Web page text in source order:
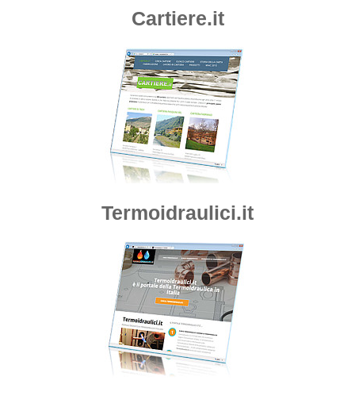
Cartiere.it
Termoidraulici.it